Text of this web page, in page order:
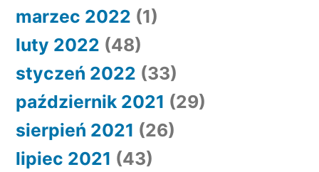
marzec 2022 (1)
luty 2022 (48)
styczeń 2022 (33)
październik 2021 (29)
sierpień 2021 (26)
lipiec 2021 (43)